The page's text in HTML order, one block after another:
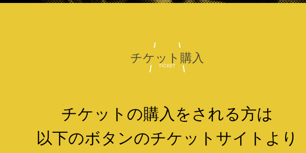
チケット購入
TICKET
チケットの購入をされる方は
以下のボタンのチケットサイトより